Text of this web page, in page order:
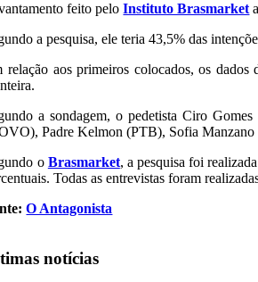
feito peloInstituto Brasmarket
a pesquisa, ele teria 43,5% das
relação aos primeiros colocados, os
a sondagem, o pedetista Ciro
Padre Kelmon (PTB), Sofia Manzano
o Brasmarket, a pesquisa foi
Todas as entrevistas foram
O Antagonista
notícias